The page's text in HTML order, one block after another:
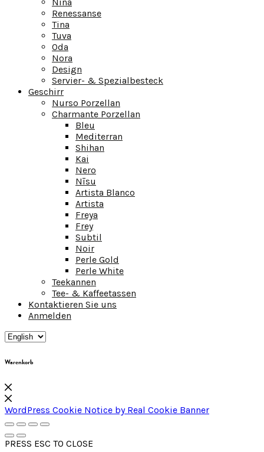
Renessanse
Tina
Tuva
Oda
Nora
Design
Servier- & Spezialbesteck
Geschirr
Nurso Porzellan
Charmante Porzellan
Bleu
Mediterran
Shihan
Kai
Nero
Nīsu
Artista Blanco
Artista
Freya
Frey
Subtil
Noir
Perle Gold
Perle White
Teekannen
Tee- & Kaffeetassen
Kontaktieren Sie uns
Anmelden
Warenkorb
WordPress Cookie Notice by Real Cookie Banner
PRESS ESC TO CLOSE